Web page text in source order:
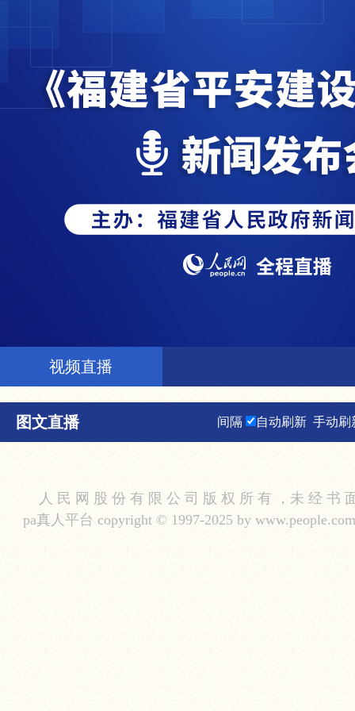
视频直播
图文直播 间隔 自动刷新 手动刷
人 民 网 股 份 有 限 公 司 版 权 所 有 ，未 经 书
pa真人平台 copyright © 1997-2025 by